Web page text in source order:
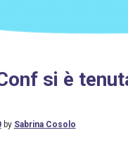
si è
by Sabrina Cosolo